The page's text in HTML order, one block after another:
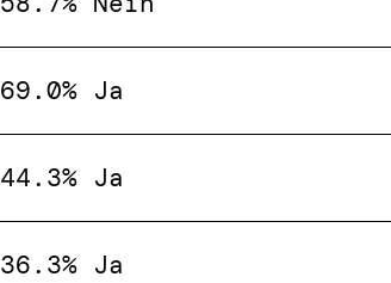
69.0% Ja
44.3% Ja
36.3% Ja